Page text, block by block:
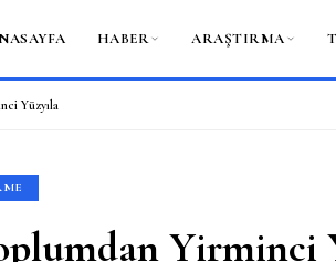
HABER ARAŞTIRMA
Yüzyıla
Yirminci